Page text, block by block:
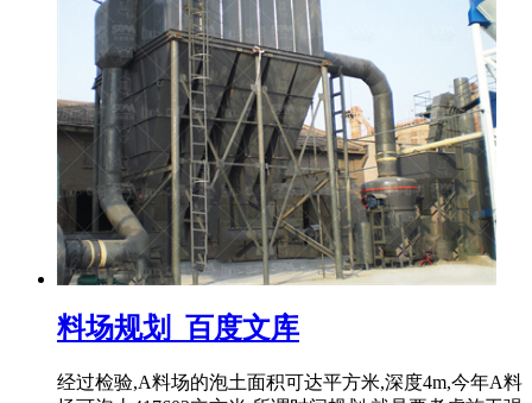
料场规划_百度文库
经过检验,A料场的泡土面积可达平方米,深度4m,今年A料